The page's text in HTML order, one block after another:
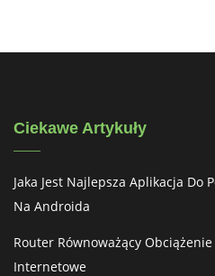
Ciekawe Artykuły
Jaka Jest Najlepsza Aplikacja Do
Na Androida
Router Równoważący Obciążenie
Internetowe